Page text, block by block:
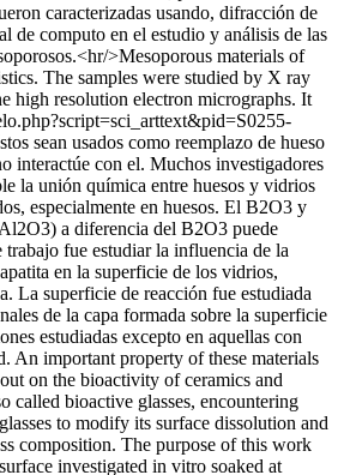
caracterizadas usando, difracción de
de computo en el estudio y análisis de las
>Mesoporous materials of
The samples were studied by X ray
high resolution electron micrographs. It
sean usados como reemplazo de hueso
interactúe con el. Muchos investigadores
la unión química entre huesos y vidrios
especialmente en huesos. El B2O3 y
a diferencia del B2O3 puede
fue estudiar la influencia de la
en la superficie de los vidrios,
La superficie de reacción fue estudiada
de la capa formada sobre la superficie
estudiadas excepto en aquellas con
An important property of these materials
on the bioactivity of ceramics and
called bioactive glasses, encountering
to modify its surface dissolution and
composition. The purpose of this work
investigated in vitro soaked at